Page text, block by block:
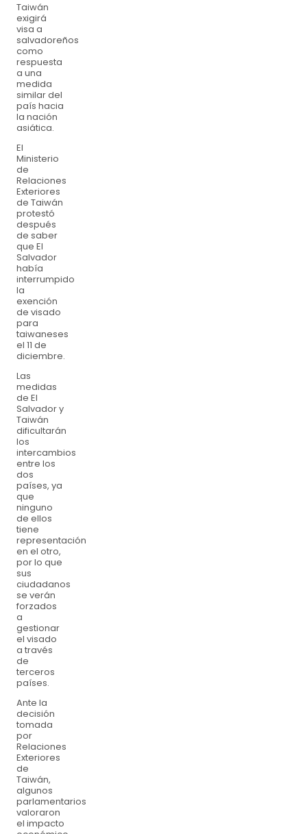
Taiwán
exigirá
visa a
salvadoreños
como
respuesta
a una
medida
similar del
país hacia
la nación
asiática.
El
Ministerio
de
Relaciones
Exteriores
de Taiwán
protestó
después
de saber
que El
Salvador
había
interrumpido
la
exención
de visado
para
taiwaneses
el 11 de
diciembre.
Las
medidas
de El
Salvador y
Taiwán
dificultarán
los
intercambios
entre los
dos
países, ya
que
ninguno
de ellos
tiene
representación
en el otro,
por lo que
sus
ciudadanos
se verán
forzados
a
gestionar
el visado
a través
de
terceros
países.
Ante la
decisión
tomada
por
Relaciones
Exteriores
de
Taiwán,
algunos
parlamentarios
valoraron
el impacto